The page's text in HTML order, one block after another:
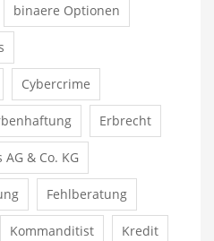
binaere Optionen
Cybercrime
Erbrecht
& Co. KG
Fehlberatung
Kommanditist Kredit